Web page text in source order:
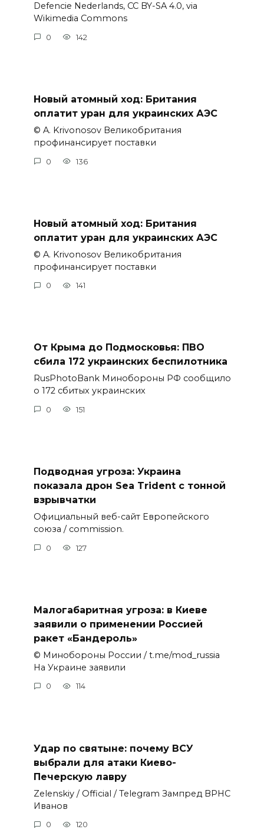
Defencie Nederlands, CC BY-SA 4.0, via
Wikimedia Commons
0 142
Новый атомный ход: Британия
оплатит уран для украинских АЭС
© A. Krivonosov Великобритания
профинансирует поставки
0 136
Новый атомный ход: Британия
оплатит уран для украинских АЭС
© A. Krivonosov Великобритания
профинансирует поставки
0 141
От Крыма до Подмосковья: ПВО
сбила 172 украинских беспилотника
RusPhotoBank Минобороны РФ сообщило
о 172 сбитых украинских
0 151
Подводная угроза: Украина
показала дрон Sea Trident с тонной
взрывчатки
Официальный веб-сайт Европейского
союза / commission.
0 127
Малогабаритная угроза: в Киеве
заявили о применении Россией
ракет «Бандероль»
© Минобороны России / t.me/mod_russia
На Украине заявили
0 114
Удар по святыне: почему ВСУ
выбрали для атаки Киево-
Печерскую лавру
Zеlеnskiу / Оfficiаl / Telegram Зампред ВРНС
Иванов
0 120